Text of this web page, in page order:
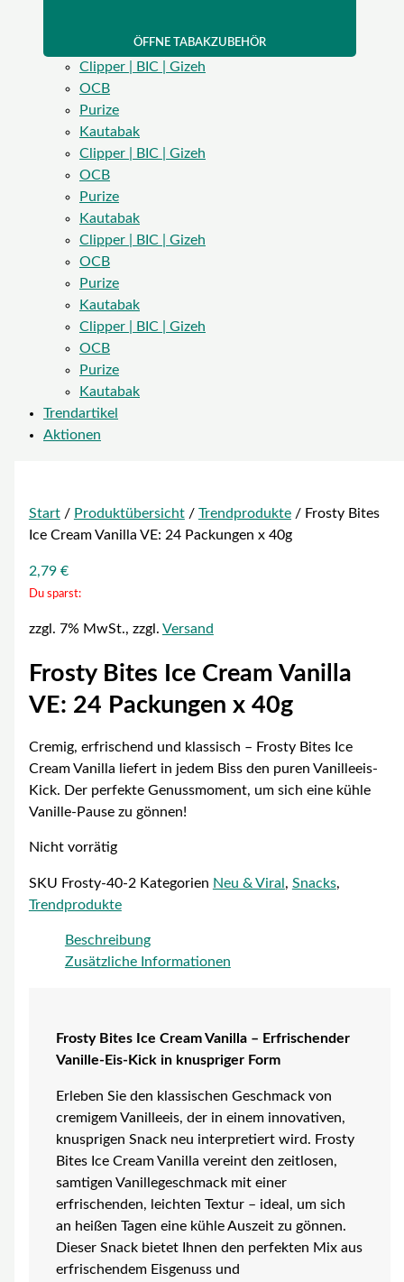
ÖFFNE TABAKZUBEHÖR
Clipper | BIC | Gizeh
OCB
Purize
Kautabak
Clipper | BIC | Gizeh
OCB
Purize
Kautabak
Clipper | BIC | Gizeh
OCB
Purize
Kautabak
Clipper | BIC | Gizeh
OCB
Purize
Kautabak
Trendartikel
Aktionen
Start/ Produktübersicht/ Trendprodukte/ Frosty Bites
Ice Cream Vanilla VE: 24 Packungen x 40g
2,79 €
Du sparst:
zzgl. 7% MwSt., zzgl. Versand
Frosty Bites Ice Cream Vanilla
VE: 24 Packungen x 40g
Cremig, erfrischend und klassisch – Frosty Bites Ice
Cream Vanilla liefert in jedem Biss den puren Vanilleeis-
Kick. Der perfekte Genussmoment, um sich eine kühle
Vanille-Pause zu gönnen!
Nicht vorrätig
SKU Frosty-40-2 Kategorien Neu & Viral , Snacks,
Trendprodukte
Beschreibung
Zusätzliche Informationen
Frosty Bites Ice Cream Vanilla – Erfrischender
Vanille-Eis-Kick in knuspriger Form
Erleben Sie den klassischen Geschmack von
cremigem Vanilleeis, der in einem innovativen,
knusprigen Snack neu interpretiert wird. Frosty
Bites Ice Cream Vanilla vereint den zeitlosen,
samtigen Vanillegeschmack mit einer
erfrischenden, leichten Textur – ideal, um sich
an heißen Tagen eine kühle Auszeit zu gönnen.
Dieser Snack bietet Ihnen den perfekten Mix aus
erfrischendem Eisgenuss und